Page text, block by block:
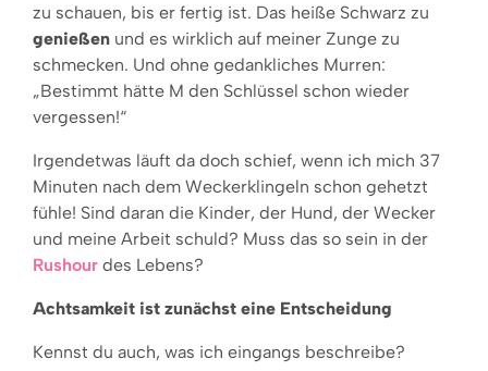
zu schauen, bis er fertig ist. Das heiße Schwarz zu
genießen und es wirklich auf meiner Zunge zu
schmecken. Und ohne gedankliches Murren:
„Bestimmt hätte M den Schlüssel schon wieder
vergessen!“
Irgendetwas läuft da doch schief, wenn ich mich 37
Minuten nach dem Weckerklingeln schon gehetzt
fühle! Sind daran die Kinder, der Hund, der Wecker
und meine Arbeit schuld? Muss das so sein in der
Rushour des Lebens?
Achtsamkeit ist zunächst eine Entscheidung
Kennst du auch, was ich eingangs beschreibe?